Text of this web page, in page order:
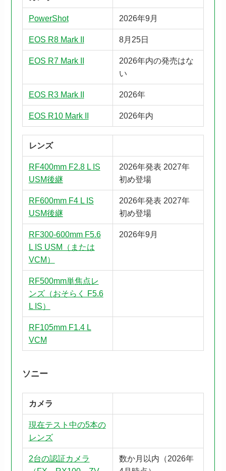
PowerShot 2026年9月
EOS R8 Mark II 8月25日
EOS R7 Mark II
2026年内の発売はな
い
EOS R3 Mark II 2026年
EOS R10 Mark II 2026年内
レンズ
RF400mm F2.8 L IS
USM後継
2026年発表 2027年
初め登場
RF600mm F4 L IS
USM後継
2026年発表 2027年
初め登場
RF300-600mm F5.6
L IS USM（または
VCM）
2026年9月
RF500mm単焦点レ
ンズ（おそらく F5.6
L IS）
RF105mm F1.4 L
VCM
ソニー
カメラ
現在テスト中の5本の
レンズ
2台の認証カメラ
数か月以内（2026年